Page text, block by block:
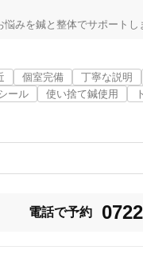
美容鍼
みを鍼と整体でサポートし
表情筋の衰えや血行不良
情筋が硬くなりやすく、顔
血流を促進しながらリフト
側からの美しさを引き出し
個室完備 丁寧な説明
ール 使い捨て鍼使用
電話で予約